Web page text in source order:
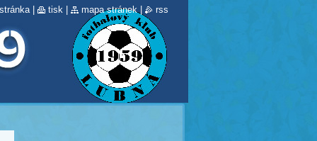
tisk mapa stránek | rss